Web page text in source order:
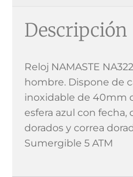
Descripción
Reloj NAMASTE
hombre. Dispone de
inoxidable de 40mm
esfera azul con fecha,
dorados y correa
Sumergible 5 ATM